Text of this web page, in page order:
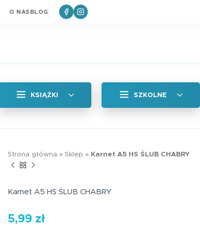
O NAS BLOG
do książek
Królik
KSIĄŻKI SZKOLNE
Strona główna » Sklep » Karnet A5 HS ŚLUB CHABRY
Karnet A5 HS ŚLUB CHABRY
5,99 zł